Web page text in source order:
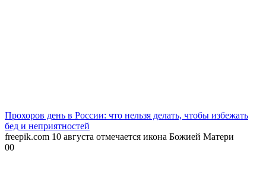
Прохоров день в России: что нельзя делать, чтобы избежать
бед и неприятностей
freepik.com 10 августа отмечается икона Божией Матери
00